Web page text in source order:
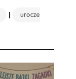
|
urocze